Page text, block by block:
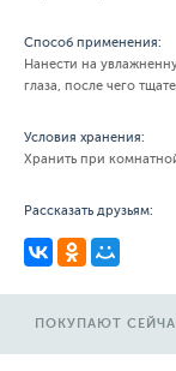
Способ применения:
Нанести на
глаза, после чего
Условия хранения:
Хранить при
Рассказать друзьям:
ПОКУПАЮТ